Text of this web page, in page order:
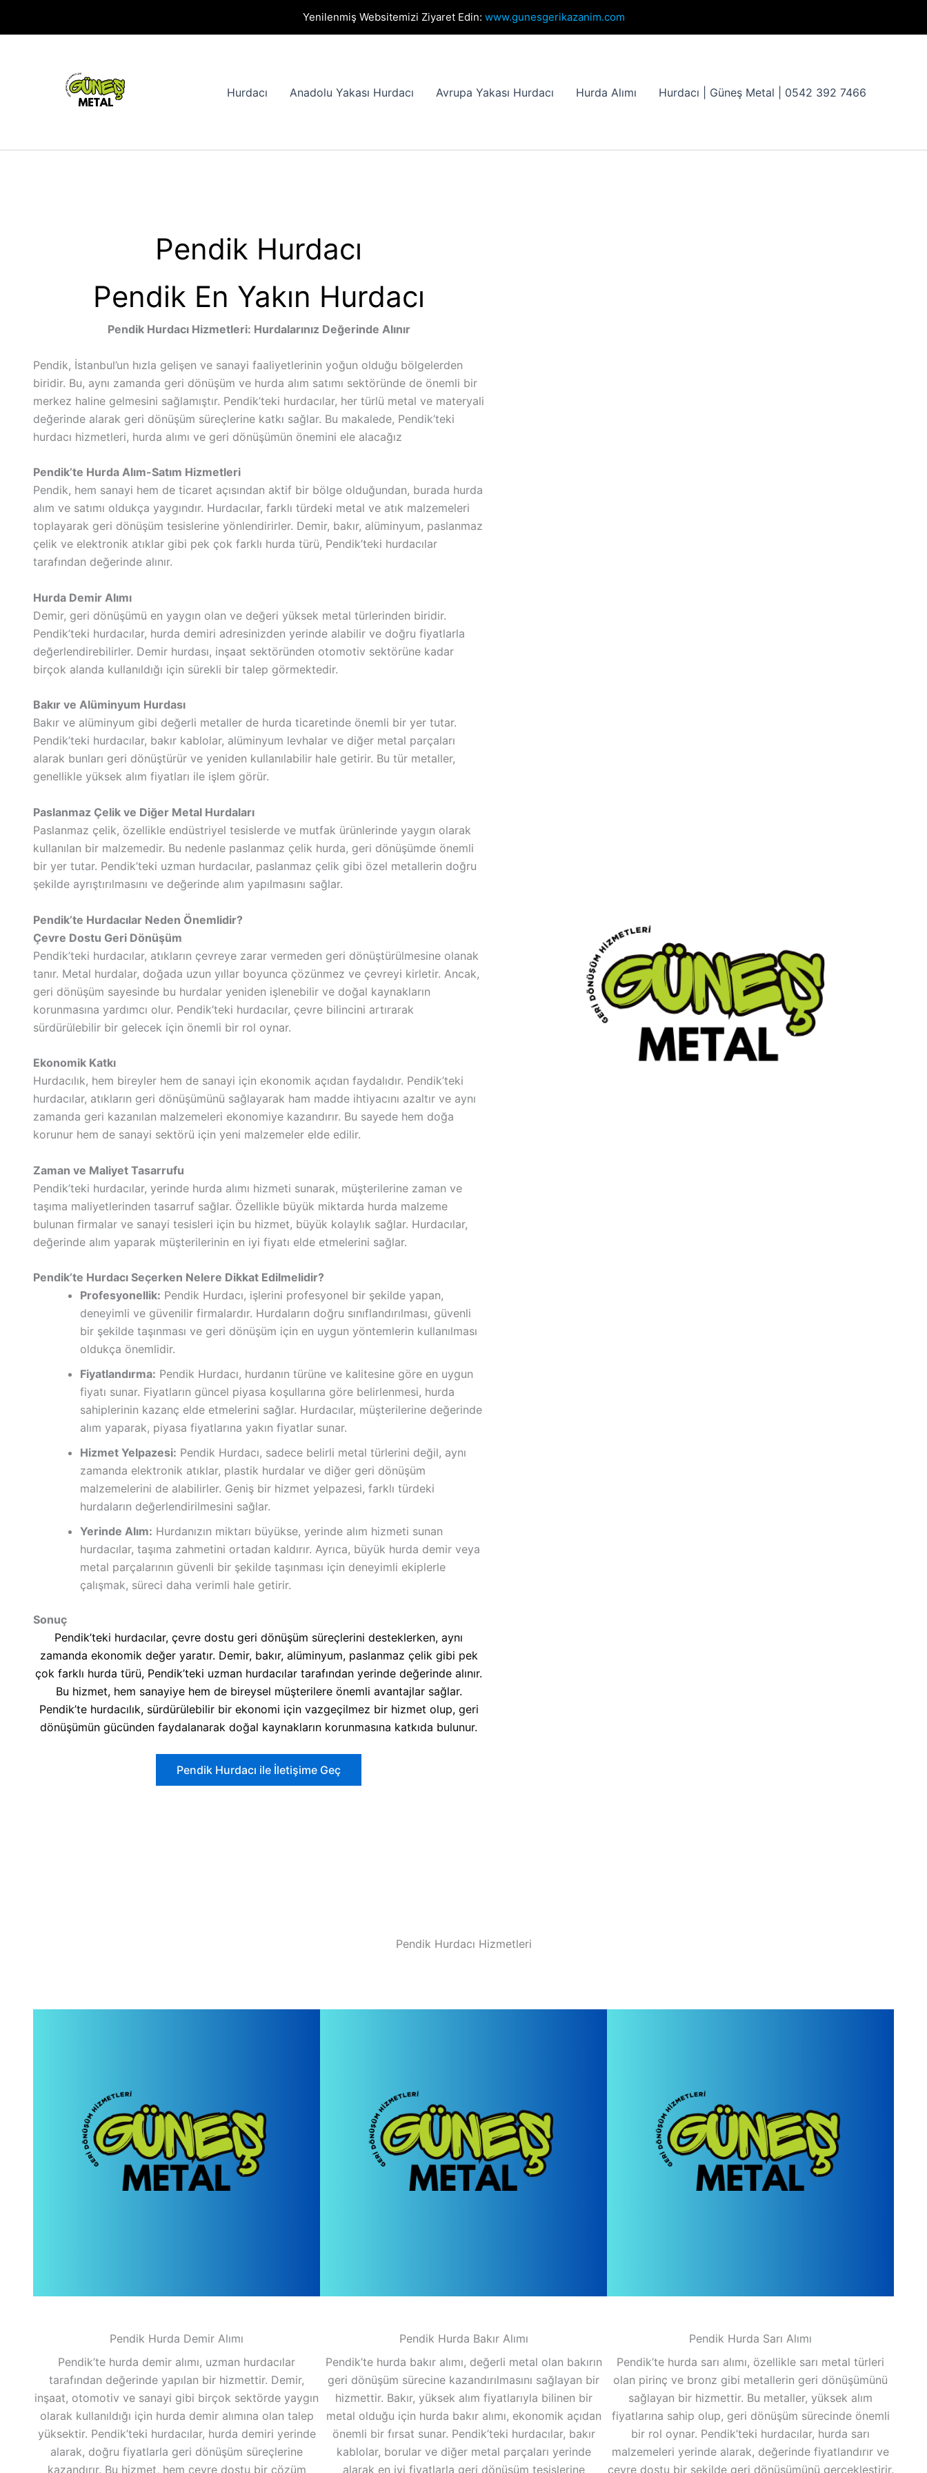
Yenilenmiş Websitemizi Ziyaret Edin: www.gunesgerikazanim.com
Hurdacı Anadolu Yakası Hurdacı Avrupa Yakası Hurdacı Hurda Alımı Hurdacı | Güneş Metal | 0542 392 7466
Pendik Hurdacı
Pendik En Yakın Hurdacı
Pendik Hurdacı Hizmetleri: Hurdalarınız Değerinde Alınır
Pendik, İstanbul’un hızla gelişen ve sanayi faaliyetlerinin yoğun olduğu bölgelerden
biridir. Bu, aynı zamanda geri dönüşüm ve hurda alım satımı sektöründe de önemli bir
merkez haline gelmesini sağlamıştır. Pendik’teki hurdacılar, her türlü metal ve materyali
değerinde alarak geri dönüşüm süreçlerine katkı sağlar. Bu makalede, Pendik’teki
hurdacı hizmetleri, hurda alımı ve geri dönüşümün önemini ele alacağız
Pendik’te Hurda Alım-Satım Hizmetleri
Pendik, hem sanayi hem de ticaret açısından aktif bir bölge olduğundan, burada hurda
alım ve satımı oldukça yaygındır. Hurdacılar, farklı türdeki metal ve atık malzemeleri
toplayarak geri dönüşüm tesislerine yönlendirirler. Demir, bakır, alüminyum, paslanmaz
çelik ve elektronik atıklar gibi pek çok farklı hurda türü, Pendik’teki hurdacılar
tarafından değerinde alınır.
Hurda Demir Alımı
Demir, geri dönüşümü en yaygın olan ve değeri yüksek metal türlerinden biridir.
Pendik’teki hurdacılar, hurda demiri adresinizden yerinde alabilir ve doğru fiyatlarla
değerlendirebilirler. Demir hurdası, inşaat sektöründen otomotiv sektörüne kadar
birçok alanda kullanıldığı için sürekli bir talep görmektedir.
Bakır ve Alüminyum Hurdası
Bakır ve alüminyum gibi değerli metaller de hurda ticaretinde önemli bir yer tutar.
Pendik’teki hurdacılar, bakır kablolar, alüminyum levhalar ve diğer metal parçaları
alarak bunları geri dönüştürür ve yeniden kullanılabilir hale getirir. Bu tür metaller,
genellikle yüksek alım fiyatları ile işlem görür.
Paslanmaz Çelik ve Diğer Metal Hurdaları
Paslanmaz çelik, özellikle endüstriyel tesislerde ve mutfak ürünlerinde yaygın olarak
kullanılan bir malzemedir. Bu nedenle paslanmaz çelik hurda, geri dönüşümde önemli
bir yer tutar. Pendik’teki uzman hurdacılar, paslanmaz çelik gibi özel metallerin doğru
şekilde ayrıştırılmasını ve değerinde alım yapılmasını sağlar.
Pendik’te Hurdacılar Neden Önemlidir?
Çevre Dostu Geri Dönüşüm
Pendik’teki hurdacılar, atıkların çevreye zarar vermeden geri dönüştürülmesine olanak
tanır. Metal hurdalar, doğada uzun yıllar boyunca çözünmez ve çevreyi kirletir. Ancak,
geri dönüşüm sayesinde bu hurdalar yeniden işlenebilir ve doğal kaynakların
korunmasına yardımcı olur. Pendik’teki hurdacılar, çevre bilincini artırarak
sürdürülebilir bir gelecek için önemli bir rol oynar.
Ekonomik Katkı
Hurdacılık, hem bireyler hem de sanayi için ekonomik açıdan faydalıdır. Pendik’teki
hurdacılar, atıkların geri dönüşümünü sağlayarak ham madde ihtiyacını azaltır ve aynı
zamanda geri kazanılan malzemeleri ekonomiye kazandırır. Bu sayede hem doğa
korunur hem de sanayi sektörü için yeni malzemeler elde edilir.
Zaman ve Maliyet Tasarrufu
Pendik’teki hurdacılar, yerinde hurda alımı hizmeti sunarak, müşterilerine zaman ve
taşıma maliyetlerinden tasarruf sağlar. Özellikle büyük miktarda hurda malzeme
bulunan firmalar ve sanayi tesisleri için bu hizmet, büyük kolaylık sağlar. Hurdacılar,
değerinde alım yaparak müşterilerinin en iyi fiyatı elde etmelerini sağlar.
Pendik’te Hurdacı Seçerken Nelere Dikkat Edilmelidir?
Profesyonellik: Pendik Hurdacı, işlerini profesyonel bir şekilde yapan,
deneyimli ve güvenilir firmalardır. Hurdaların doğru sınıflandırılması, güvenli
bir şekilde taşınması ve geri dönüşüm için en uygun yöntemlerin kullanılması
oldukça önemlidir.
Fiyatlandırma: Pendik Hurdacı, hurdanın türüne ve kalitesine göre en uygun
fiyatı sunar. Fiyatların güncel piyasa koşullarına göre belirlenmesi, hurda
sahiplerinin kazanç elde etmelerini sağlar. Hurdacılar, müşterilerine değerinde
alım yaparak, piyasa fiyatlarına yakın fiyatlar sunar.
Hizmet Yelpazesi: Pendik Hurdacı, sadece belirli metal türlerini değil, aynı
zamanda elektronik atıklar, plastik hurdalar ve diğer geri dönüşüm
malzemelerini de alabilirler. Geniş bir hizmet yelpazesi, farklı türdeki
hurdaların değerlendirilmesini sağlar.
Yerinde Alım: Hurdanızın miktarı büyükse, yerinde alım hizmeti sunan
hurdacılar, taşıma zahmetini ortadan kaldırır. Ayrıca, büyük hurda demir veya
metal parçalarının güvenli bir şekilde taşınması için deneyimli ekiplerle
çalışmak, süreci daha verimli hale getirir.
Sonuç
Pendik’teki hurdacılar, çevre dostu geri dönüşüm süreçlerini desteklerken, aynı
zamanda ekonomik değer yaratır. Demir, bakır, alüminyum, paslanmaz çelik gibi pek
çok farklı hurda türü, Pendik’teki uzman hurdacılar tarafından yerinde değerinde alınır.
Bu hizmet, hem sanayiye hem de bireysel müşterilere önemli avantajlar sağlar.
Pendik’te hurdacılık, sürdürülebilir bir ekonomi için vazgeçilmez bir hizmet olup, geri
dönüşümün gücünden faydalanarak doğal kaynakların korunmasına katkıda bulunur.
Pendik Hurdacı ile İletişime Geç
Pendik Hurdacı Hizmetleri
Pendik Hurda Demir Alımı
Pendik’te hurda demir alımı, uzman hurdacılar
tarafından değerinde yapılan bir hizmettir. Demir,
inşaat, otomotiv ve sanayi gibi birçok sektörde yaygın
olarak kullanıldığı için hurda demir alımına olan talep
yüksektir. Pendik’teki hurdacılar, hurda demiri yerinde
alarak, doğru fiyatlarla geri dönüşüm süreçlerine
kazandırır. Bu hizmet, hem çevre dostu bir çözüm
Pendik Hurda Bakır Alımı
Pendik’te hurda bakır alımı, değerli metal olan bakırın
geri dönüşüm sürecine kazandırılmasını sağlayan bir
hizmettir. Bakır, yüksek alım fiyatlarıyla bilinen bir
metal olduğu için hurda bakır alımı, ekonomik açıdan
önemli bir fırsat sunar. Pendik’teki hurdacılar, bakır
kablolar, borular ve diğer metal parçaları yerinde
alarak en iyi fiyatlarla geri dönüşüm tesislerine
Pendik Hurda Sarı Alımı
Pendik’te hurda sarı alımı, özellikle sarı metal türleri
olan pirinç ve bronz gibi metallerin geri dönüşümünü
sağlayan bir hizmettir. Bu metaller, yüksek alım
fiyatlarına sahip olup, geri dönüşüm sürecinde önemli
bir rol oynar. Pendik’teki hurdacılar, hurda sarı
malzemeleri yerinde alarak, değerinde fiyatlandırır ve
çevre dostu bir şekilde geri dönüşümünü gerçekleştirir.